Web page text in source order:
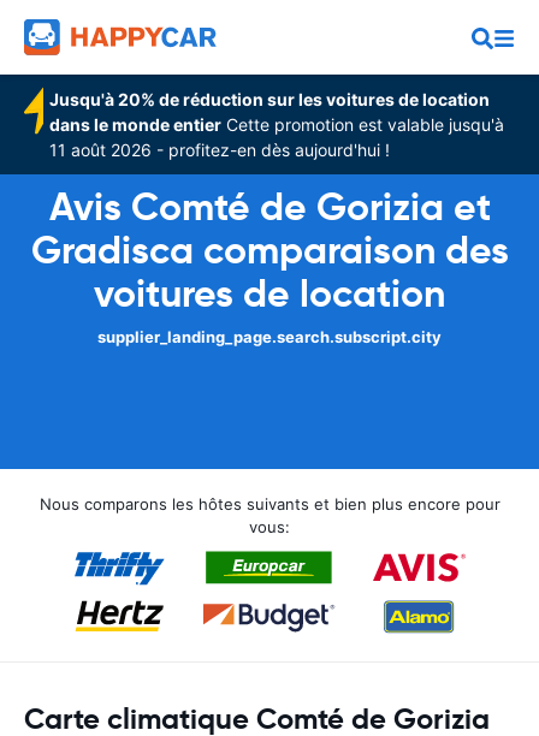
Jusqu'à 20% de réduction sur les voitures de location
dans le monde entier Cette promotion est valable jusqu'à
11 août 2026 - profitez-en dès aujourd'hui !
Avis Comté de Gorizia et
Gradisca comparaison des
voitures de location
supplier_landing_page.search.subscript.city
Nous comparons les hôtes suivants et bien plus encore pour
vous:
Carte climatique Comté de Gorizia